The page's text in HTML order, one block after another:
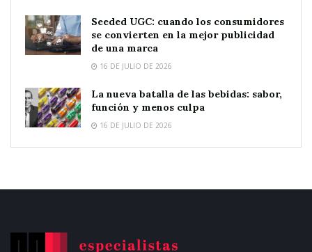
Seeded UGC: cuando los consumidores
se convierten en la mejor publicidad
de una marca
16 DE JULIO DE 2026
La nueva batalla de las bebidas: sabor,
función y menos culpa
16 DE JULIO DE 2026